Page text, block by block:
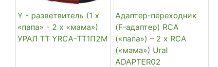
Y - разветвитель (1 х
«папа» - 2 х «мама»)
УРАЛ ТТ YRCA-ТТ1П2М
Адаптер-переходник
(F-адаптер) RCA
(«папа») – 2 x RCA
(«мама») Ural
ADAPTER02